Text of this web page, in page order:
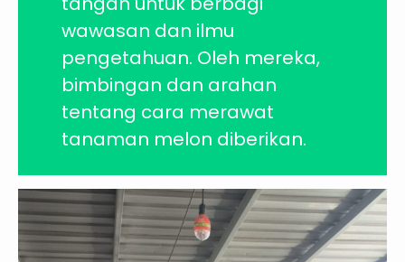
wawasan dan ilmu
pengetahuan. Oleh mereka,
bimbingan dan arahan
tentang cara merawat
tanaman melon diberikan.